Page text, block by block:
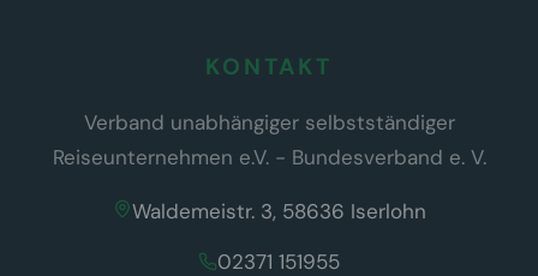
KONTAKT
Verband unabhängiger selbstständiger
Reiseunternehmen e.V. - Bundesverband e. V.
Waldemeistr. 3, 58636 Iserlohn
02371 151955